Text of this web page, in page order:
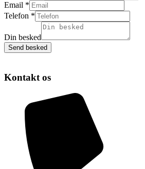
Email *
Telefon *
Virksomhed
Navn
Din besked
Send besked
Kontakt os